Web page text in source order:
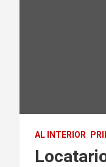
AL INTERIOR